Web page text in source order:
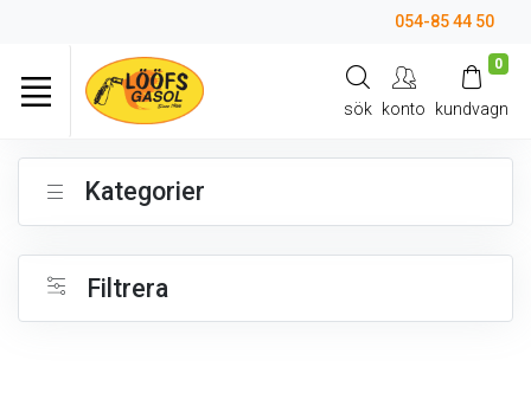
054-85 44 50
sök konto
0
kundvagn
Kategorier
Filtrera